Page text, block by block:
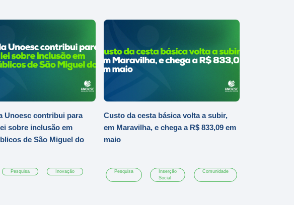
Unoesc contribui para
sobre inclusão em
de São Miguel do
Pesquisa Inovação
Custo da cesta básica volta a subir,
em Maravilha, e chega a R$ 833,09 em
maio
Pesquisa
Inserção
Social
Comunidade